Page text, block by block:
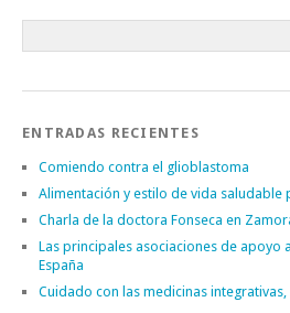
ENTRADAS RECIENTES
Comiendo contra el glioblastoma
Alimentación y estilo de vida saludable
Charla de la doctora Fonseca en
Las principales asociaciones de apoyo
España
Cuidado con las medicinas